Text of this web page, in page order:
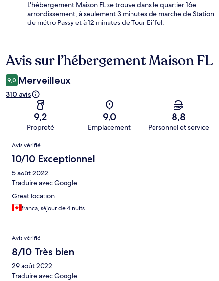
L'hébergement Maison FL se trouve dans le quartier 16e
arrondissement, à seulement 3 minutes de marche de Station
de métro Passy et à 12 minutes de Tour Eiffel.
Avis
Avis sur l’hébergement Maison FL
9,0 Merveilleux
310 avis
9,2
Propreté
9,0
Emplacement
8,8
Personnel et service
Avis
Avis vérifié
10/10 Exceptionnel
5 août 2022
Traduire avec Google
Great location
franca, séjour de 4 nuits
Avis vérifié
8/10 Très bien
29 août 2022
Traduire avec Google